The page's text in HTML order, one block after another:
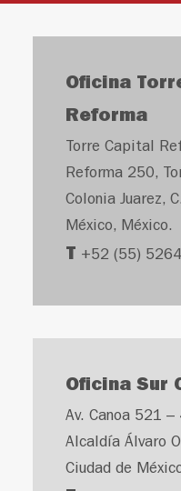
Oficina
Reforma
Torre Capital
Reforma 250,
Colonia Juarez,
México, México.
T +52 (55)
Oficina Sur
Av. Canoa 521
Alcaldía Álvaro
Ciudad de